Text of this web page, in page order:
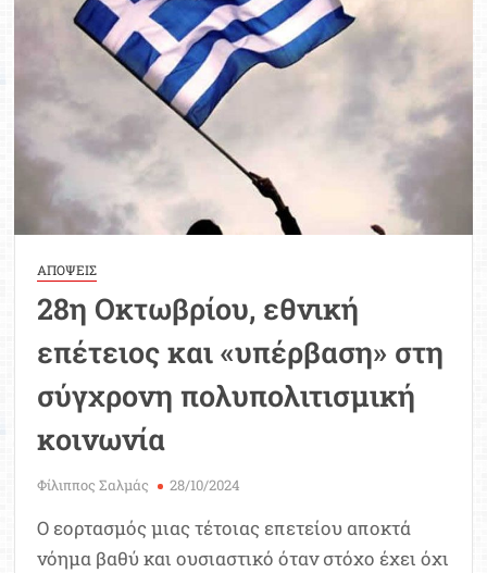
στην
παρέλαση
στο
Περιστέρι
ΑΠΟΨΕΙΣ
28η Οκτωβρίου, εθνική
επέτειος και «υπέρβαση» στη
σύγχρονη πολυπολιτισμική
κοινωνία
Φίλιππος Σαλμάς 28/10/2024
Ο εορτασμός μιας τέτοιας επετείου αποκτά
νόημα βαθύ και ουσιαστικό όταν στόχο έχει όχι